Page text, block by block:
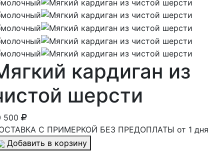
кардиган из
шерсти
500
С ПРИМЕРКОЙ БЕЗ ПРЕДОПЛАТЫ от 1 дня
Добавить в корзину